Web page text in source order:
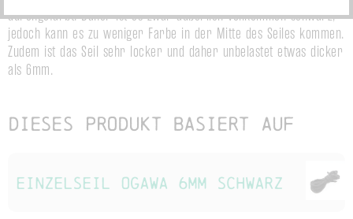
durchgefärbt. Daher ist es zwar äußerlich vollkommen schwarz,
jedoch kann es zu weniger Farbe in der Mitte des Seiles kommen.
Zudem ist das Seil sehr locker und daher unbelastet etwas dicker
als 6mm.
Dieses Produkt basiert auf
Einzelseil Ogawa 6mm schwarz